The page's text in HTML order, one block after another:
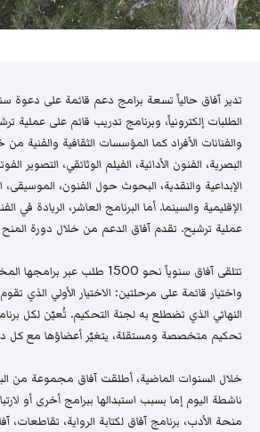
تدير آفاق حالياً تسعة برامج دعم قائمة على دعوة
الطلبات إلكترونياً، وبرنامج تدريب قائم على عملية
والفنانات الأفراد كما المؤسسات الثقافية والفنية من
البصرية، الفنون الأدائية، الفيلم الوثائقي، التصوير
الإبداعية والنقدية، البحوث حول الفنون، الموسيقى،
الإقليمية والسينما. أما البرنامج العاشر، الريادة في
عملية ترشيح. تقدم آفاق الدعم من خلال دورة
تتلقى آفاق سنوياً نحو 1500 طلب
واختيار قائمة على مرحلتين: الاختيار الأولي الذي تقوم
النهائي الذي تضطلع به لجنة التحكيم. تُعيّن لكل
تحكيم متخصصة ومستقلة، يتغيّر أعضاؤها مع كل
خلال السنوات الماضية، أطلقت آفاق مجموعة من
ناشطة اليوم إما بسبب استبدالها ببرامج أخرى أو
منحة الأدب، برنامج آفاق لكتابة الرواية، تقاطعات،